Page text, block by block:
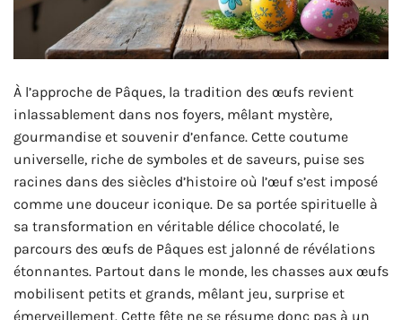
À l’approche de Pâques, la tradition des œufs revient
inlassablement dans nos foyers, mêlant mystère,
gourmandise et souvenir d’enfance. Cette coutume
universelle, riche de symboles et de saveurs, puise ses
racines dans des siècles d’histoire où l’œuf s’est imposé
comme une douceur iconique. De sa portée spirituelle à
sa transformation en véritable délice chocolaté, le
parcours des œufs de Pâques est jalonné de révélations
étonnantes. Partout dans le monde, les chasses aux œufs
mobilisent petits et grands, mêlant jeu, surprise et
émerveillement. Cette fête ne se résume donc pas à un